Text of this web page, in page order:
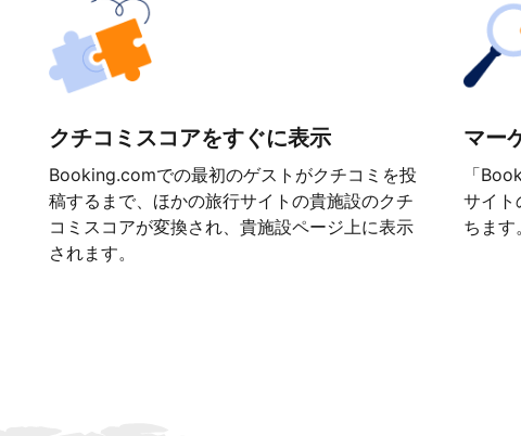
クチコミスコアをすぐに表示
Booking.comでの最初のゲストがクチコミを投
稿するまで、ほかの旅行サイトの貴施設のクチ
コミスコアが変換され、貴施設ページ上に表示
されます。
マー
「
サイト
ちます